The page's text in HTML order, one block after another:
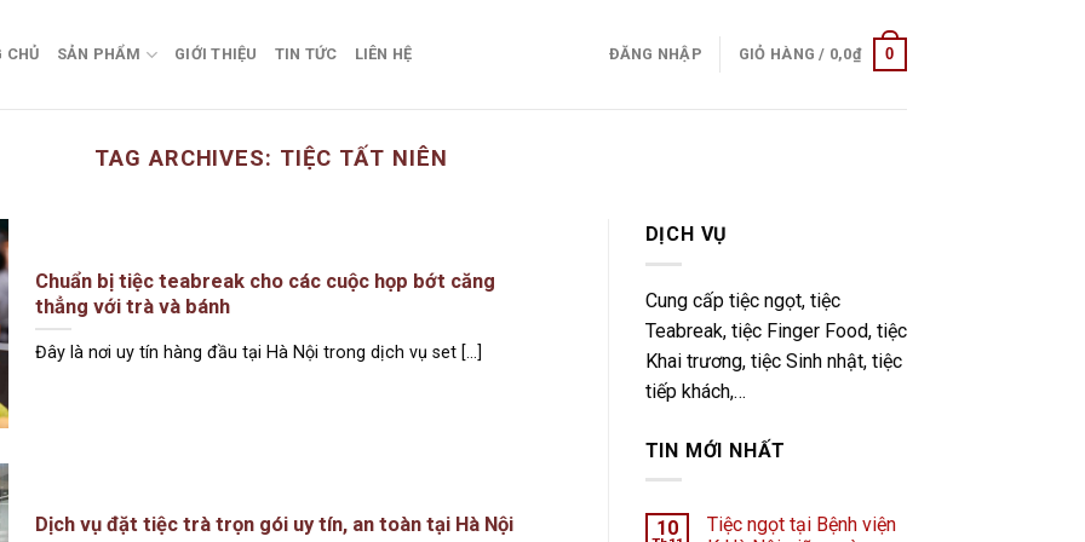
CHỦ SẢN PHẨM GIỚI THIỆU TIN TỨC LIÊN HỆ ĐĂNG NHẬP GIỎ HÀNG / 0,0₫ 0
TAG ARCHIVES: TIỆC TẤT NIÊN
Chuẩn bị tiệc teabreak cho các cuộc họp bớt căng
thẳng với trà và bánh
Đây là nơi uy tín hàng đầu tại Hà Nội trong dịch vụ set [...]
Dịch vụ đặt tiệc trà trọn gói uy tín, an toàn tại Hà Nội
DỊCH VỤ
Cung cấp tiệc ngọt, tiệc
Teabreak, tiệc Finger Food, tiệc
Khai trương, tiệc Sinh nhật, tiệc
tiếp khách,…
TIN MỚI NHẤT
10
Tiệc ngọt tại Bệnh viện